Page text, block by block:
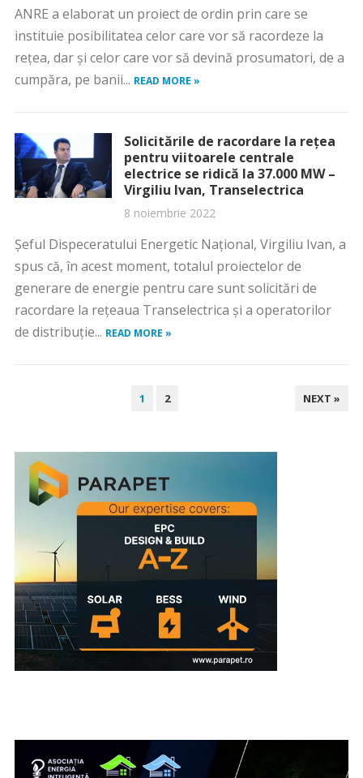
ANRE a elaborat un proiect de ordin prin care se
instituie posibilitatea celor care vor să racordeze la
rețea, dar și celor care vor să devină prosumatori, de a
cumpăra, pe banii... READ MORE »
Solicitările de racordare la rețea
pentru viitoarele centrale
electrice se ridică la 37.000 MW –
Virgiliu Ivan, Transelectrica
8 noiembrie 2022
Șeful Dispeceratului Energetic Național, Virgiliu Ivan, a
spus că, în acest moment, totalul proiectelor de
generare de energie pentru care sunt solicitări de
racordare la rețeaua Transelectrica și a operatorilor
de distribuție... READ MORE »
1 2 NEXT »